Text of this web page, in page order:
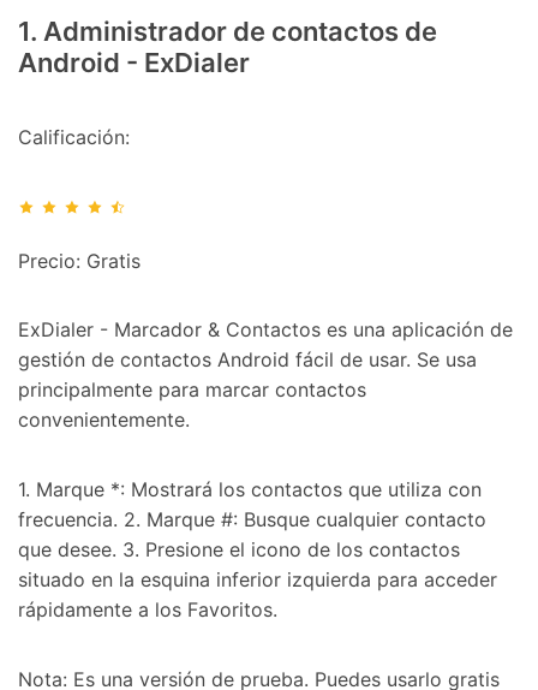
1. Administrador de contactos de
Android - ExDialer
Calificación:
Precio: Gratis
ExDialer - Marcador & Contactos es una aplicación de
gestión de contactos Android fácil de usar. Se usa
principalmente para marcar contactos
convenientemente.
1. Marque *: Mostrará los contactos que utiliza con
frecuencia. 2. Marque #: Busque cualquier contacto
que desee. 3. Presione el icono de los contactos
situado en la esquina inferior izquierda para acceder
rápidamente a los Favoritos.
Nota: Es una versión de prueba. Puedes usarlo gratis
Controla tu teléfono con Dr.Fone
+50M usuarios y +17 años de confianza
Desbloquea, repara y protege tu teléfono
Tecnología IA: sin conocimientos técnicos